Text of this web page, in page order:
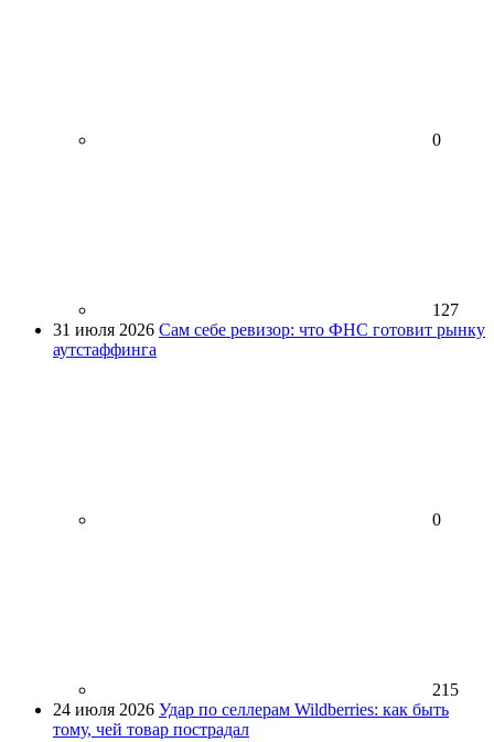
0
127
31 июля 2026 Сам себе ревизор: что ФНС готовит рынку
аутстаффинга
0
215
24 июля 2026 Удар по селлерам Wildberries: как быть
тому, чей товар пострадал